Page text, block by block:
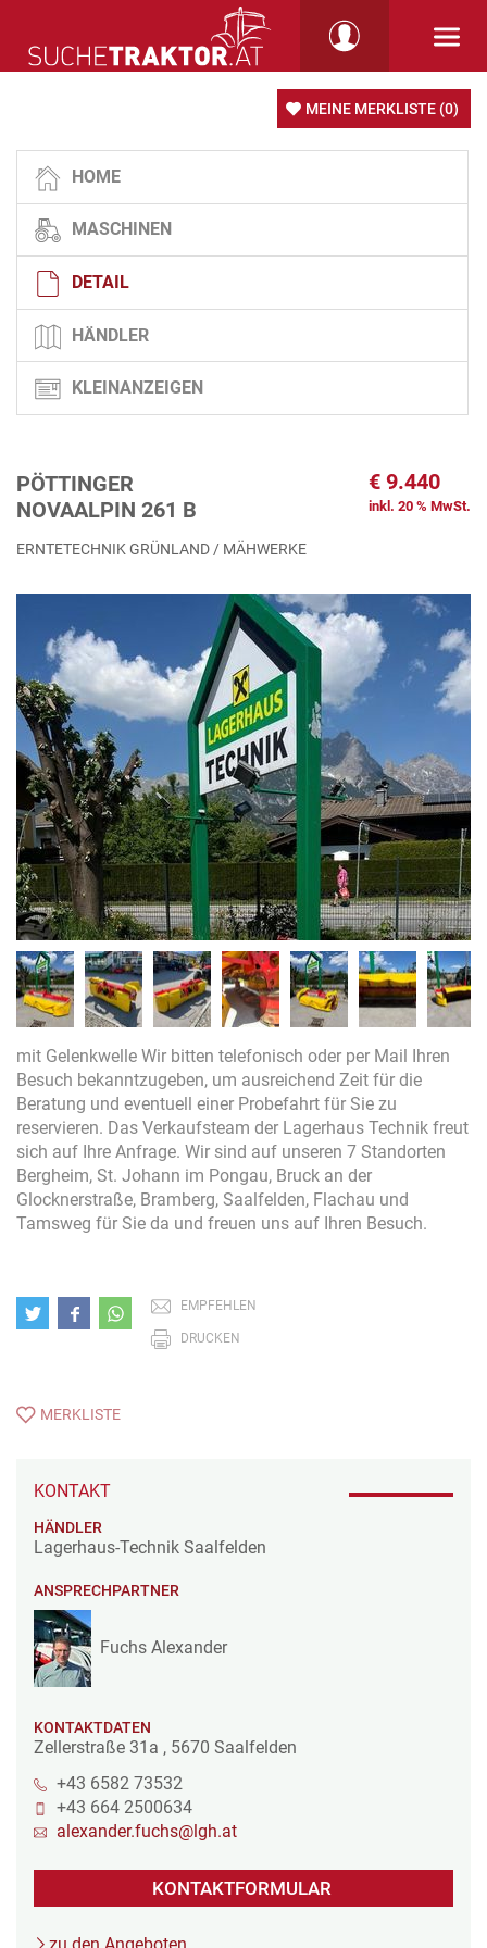
MEINE MERKLISTE (0)
HOME
MASCHINEN
DETAIL
HÄNDLER
KLEINANZEIGEN
PÖTTINGER
NOVAALPIN 261 B
€ 9.440
inkl. 20 % MwSt.
ERNTETECHNIK GRÜNLAND / MÄHWERKE
mit Gelenkwelle Wir bitten telefonisch oder per Mail Ihren
Besuch bekanntzugeben, um ausreichend Zeit für die
Beratung und eventuell einer Probefahrt für Sie zu
reservieren. Das Verkaufsteam der Lagerhaus Technik freut
sich auf Ihre Anfrage. Wir sind auf unseren 7 Standorten
Bergheim, St. Johann im Pongau, Bruck an der
Glocknerstraße, Bramberg, Saalfelden, Flachau und
Tamsweg für Sie da und freuen uns auf Ihren Besuch.
EMPFEHLEN
DRUCKEN
MERKLISTE
KONTAKT
HÄNDLER
Lagerhaus-Technik Saalfelden
ANSPRECHPARTNER
Fuchs Alexander
KONTAKTDATEN
Zellerstraße 31a , 5670 Saalfelden
+43 6582 73532
+43 664 2500634
alexander.fuchs@lgh.at
KONTAKTFORMULAR